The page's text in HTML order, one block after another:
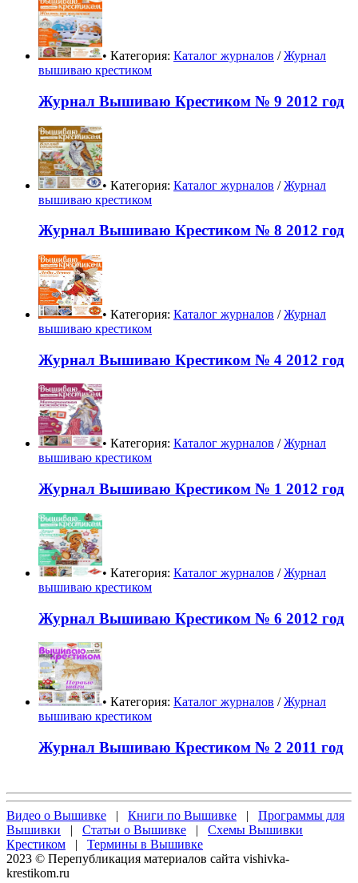
• Категория: Каталог журналов /Журнал
вышиваю крестиком
Журнал Вышиваю Крестиком № 9 2012 год
• Категория: Каталог журналов /Журнал
вышиваю крестиком
Журнал Вышиваю Крестиком № 8 2012 год
• Категория: Каталог журналов /Журнал
вышиваю крестиком
Журнал Вышиваю Крестиком № 4 2012 год
• Категория: Каталог журналов /Журнал
вышиваю крестиком
Журнал Вышиваю Крестиком № 1 2012 год
• Категория: Каталог журналов /Журнал
вышиваю крестиком
Журнал Вышиваю Крестиком № 6 2012 год
• Категория: Каталог журналов /Журнал
вышиваю крестиком
Журнал Вышиваю Крестиком № 2 2011 год
Видео о Вышивке | Книги по Вышивке | Программы для
Вышивки | Статьи о Вышивке | Схемы Вышивки
Крестиком | Термины в Вышивке
2023 © Перепубликация материалов сайта vishivka-
krestikom.ru